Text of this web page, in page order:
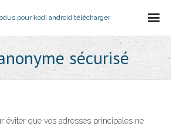
pour kodi android télécharger
sécurisé
éviter que vos adresses principales ne